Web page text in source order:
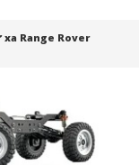
Range Rover